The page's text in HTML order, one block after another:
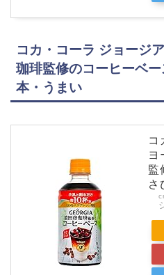
コカ・コーラ ジョージ
珈琲監修のコーヒーベ
本・うまい
コ
ヨ
監
さ